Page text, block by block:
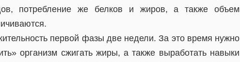
потребление же белков и жиров, а также объем
первой фазы две недели. За это время нужно
организм сжигать жиры, а также выработать навыки